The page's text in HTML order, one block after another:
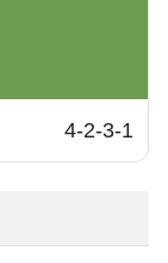
4-2-3-1